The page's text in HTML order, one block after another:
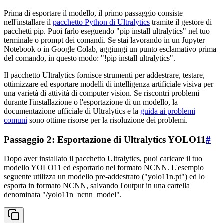
Prima di esportare il modello, il primo passaggio consiste
nell'installare il pacchetto Python di Ultralytics tramite il gestore di
pacchetti pip. Puoi farlo eseguendo "pip install ultralytics" nel tuo
terminale o prompt dei comandi. Se stai lavorando in un Jupyter
Notebook o in Google Colab, aggiungi un punto esclamativo prima
del comando, in questo modo: "!pip install ultralytics".
Il pacchetto Ultralytics fornisce strumenti per addestrare, testare,
ottimizzare ed esportare modelli di intelligenza artificiale visiva per
una varietà di attività di computer vision. Se riscontri problemi
durante l'installazione o l'esportazione di un modello, la
documentazione ufficiale di Ultralytics e la guida ai problemi
comuni sono ottime risorse per la risoluzione dei problemi.
Passaggio 2: Esportazione di Ultralytics YOLO11#
Dopo aver installato il pacchetto Ultralytics, puoi caricare il tuo
modello YOLO11 ed esportarlo nel formato NCNN. L'esempio
seguente utilizza un modello pre-addestrato ("yolo11n.pt") ed lo
esporta in formato NCNN, salvando l'output in una cartella
denominata "/yolo11n_ncnn_model".